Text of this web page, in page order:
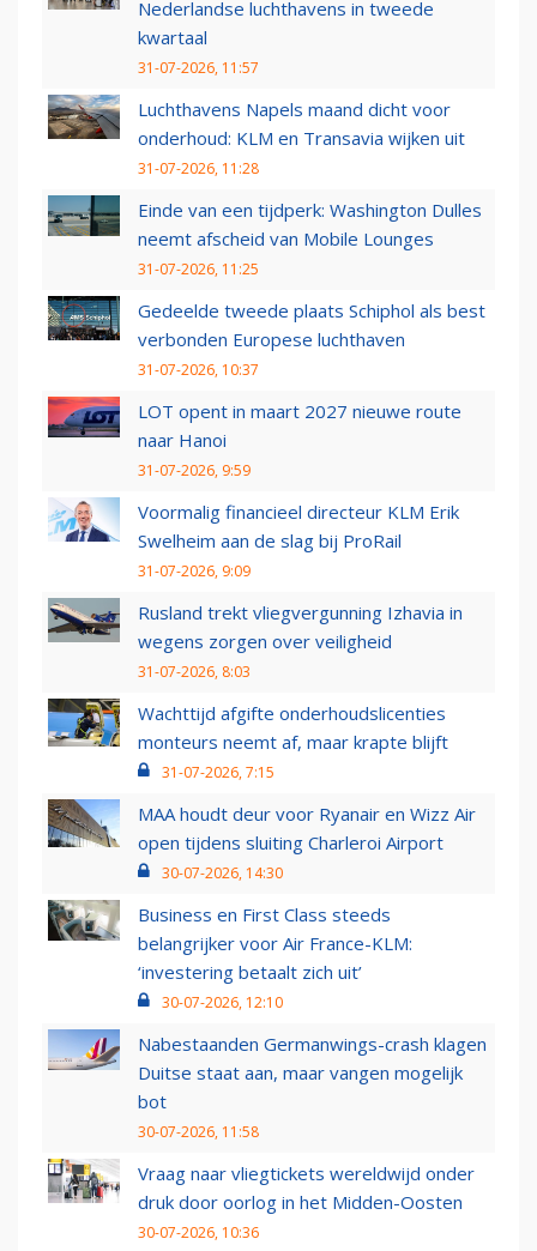
Nederlandse luchthavens in tweede
kwartaal
31-07-2026, 11:57
Luchthavens Napels maand dicht voor
onderhoud: KLM en Transavia wijken uit
31-07-2026, 11:28
Einde van een tijdperk: Washington Dulles
neemt afscheid van Mobile Lounges
31-07-2026, 11:25
Gedeelde tweede plaats Schiphol als best
verbonden Europese luchthaven
31-07-2026, 10:37
LOT opent in maart 2027 nieuwe route
naar Hanoi
31-07-2026, 9:59
Voormalig financieel directeur KLM Erik
Swelheim aan de slag bij ProRail
31-07-2026, 9:09
Rusland trekt vliegvergunning Izhavia in
wegens zorgen over veiligheid
31-07-2026, 8:03
Wachttijd afgifte onderhoudslicenties
monteurs neemt af, maar krapte blijft
31-07-2026, 7:15
MAA houdt deur voor Ryanair en Wizz Air
open tijdens sluiting Charleroi Airport
30-07-2026, 14:30
Business en First Class steeds
belangrijker voor Air France-KLM:
‘investering betaalt zich uit’
30-07-2026, 12:10
Nabestaanden Germanwings-crash klagen
Duitse staat aan, maar vangen mogelijk
bot
30-07-2026, 11:58
Vraag naar vliegtickets wereldwijd onder
druk door oorlog in het Midden-Oosten
30-07-2026, 10:36